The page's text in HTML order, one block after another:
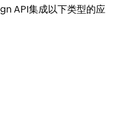
API集成以下类型的应